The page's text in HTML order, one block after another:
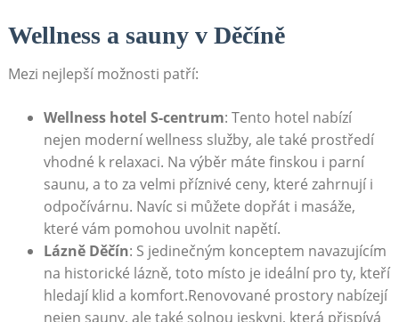
Wellness a sauny v Děčíně
Mezi nejlepší ⁣možnosti patří:
Wellness hotel⁢ S-centrum: Tento hotel nabízí
nejen moderní wellness služby, ale ‌také prostředí⁣
vhodné⁢ k relaxaci. Na výběr⁢ máte finskou i parní
‍saunu, a to‍ za velmi příznivé ceny, které zahrnují ‍i
odpočívárnu. Navíc si ​můžete dopřát​ i masáže,
které vám pomohou uvolnit napětí.
Lázně Děčín:⁤ S ⁢jedinečným konceptem navazujícím
na⁢ historické lázně, toto místo je ⁤ideální pro‍ ty, kteří
hledají klid⁤ a‌ komfort.Renovované ​prostory nabízejí
nejen‍ sauny, ale také solnou jeskyni, která přispívá